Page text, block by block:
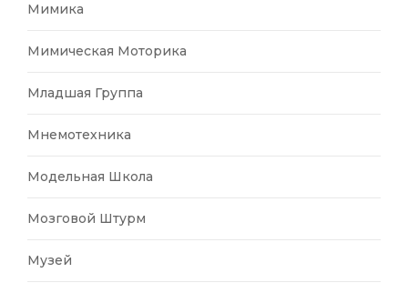
Мимика
Мимическая Моторика
Младшая Группа
Мнемотехника
Модельная Школа
Мозговой Штурм
Музей